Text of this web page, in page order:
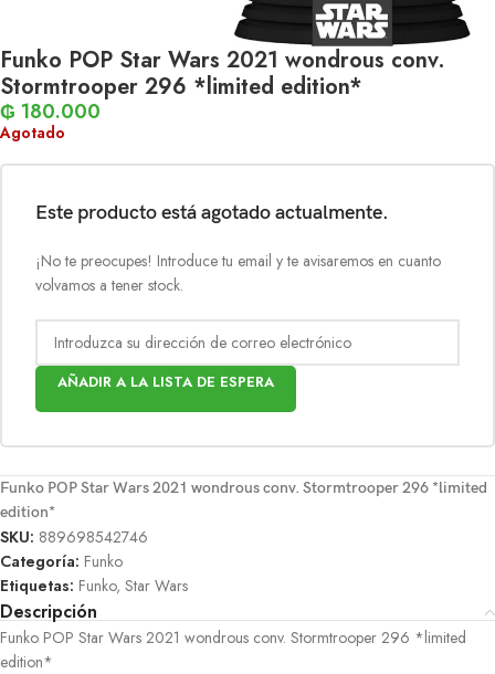
Funko POP Star Wars 2021 wondrous conv.
Stormtrooper 296 *limited edition*
₲ 180.000
Agotado
Este producto está agotado actualmente.
¡No te preocupes! Introduce tu email y te avisaremos en cuanto
volvamos a tener stock.
AÑADIR A LA LISTA DE ESPERA
Funko POP Star Wars 2021 wondrous conv. Stormtrooper 296 *limited
edition*
SKU: 889698542746
Categoría: Funko
Etiquetas: Funko, Star Wars
Descripción
Funko POP Star Wars 2021 wondrous conv. Stormtrooper 296 *limited
edition*